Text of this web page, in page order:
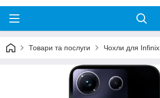
Товари та послуги Чохли для Infinix